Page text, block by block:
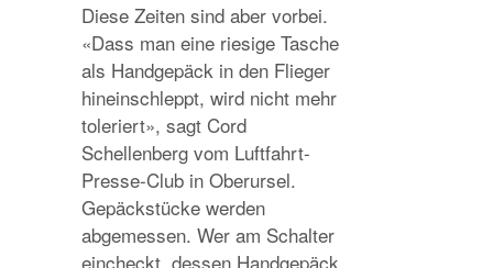
Diese Zeiten sind aber vorbei.
«Dass man eine riesige Tasche
als Handgepäck in den Flieger
hineinschleppt, wird nicht mehr
toleriert», sagt Cord
Schellenberg vom Luftfahrt-
Presse-Club in Oberursel.
Gepäckstücke werden
abgemessen. Wer am Schalter
eincheckt, dessen Handgepäck